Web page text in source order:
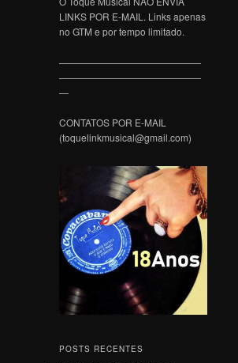
LINKS POR E-MAIL. Links apenas
no GTM e por tempo limitado.
———————————————
———————————————
—
CONTATOS POR E-MAIL
(toquelinkmusical@gmail.com)
POSTS RECENTES